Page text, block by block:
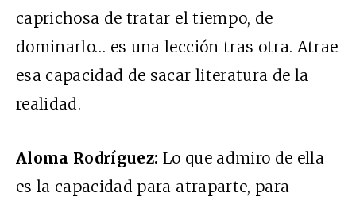
caprichosa de tratar el tiempo, de
dominarlo… es una lección tras otra. Atrae
esa capacidad de sacar literatura de la
realidad.
Aloma Rodríguez: Lo que admiro de ella
es la capacidad para atraparte, para